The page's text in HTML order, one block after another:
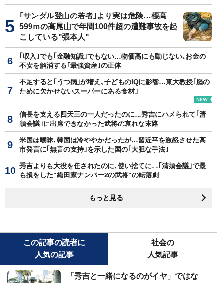
｢サンダル登山の若者｣より実は危険…標高
599ｍの高尾山で年間100件超の遭難事故を起
こしている"張本人"
｢収入｣でも｢金融知識｣でもない…物価高にも動じない､お金の
不安を解消する｢最強資産｣の正体
不足すると｢うつ病｣が増え､子どものIQに影響…東大教授｢脳の
ために欠かせないスーパーにある食材｣
信長を支える四天王の一人だったのに…秀吉にハメられて｢清
須会議｣に出席できなかった武将の哀れな末路
米国は曖昧､韓国は冷ややかだったが…習近平を激怒させた高
市発言に｢無言の支持｣を示した国の｢大胆な手法｣
秀吉よりも大役を任されたのに､使い捨てに…｢清須会議｣で最
も損をした"織田家ナンバー2の武将"の転落劇
もっと見る
この記事の読者に
人気の記事
社会の
人気記事
「秀吉と一緒になるのがイヤ」ではな